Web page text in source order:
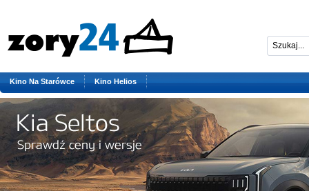
Kino Na Starówce Kino Helios